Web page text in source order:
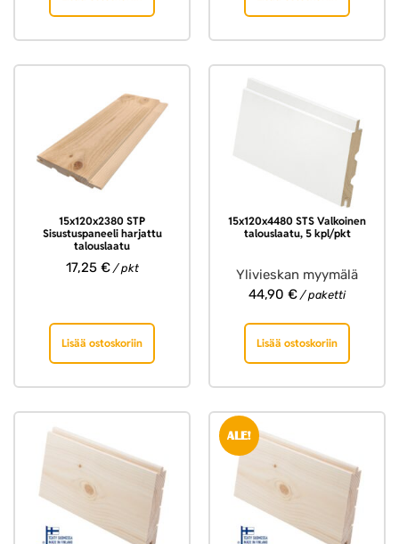
15x120x2380 STP
Sisustuspaneeli harjattu
talouslaatu
17,25 €/ pkt
Lisää ostoskoriin
15x120x4480 STS Valkoinen
talouslaatu, 5 kpl/pkt
Ylivieskan myymälä
44,90 € / paketti
Lisää ostoskoriin
ALE!